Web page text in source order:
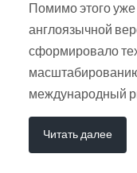
Помимо этого уже
англоязычной
сформировало
международный
Читать далее